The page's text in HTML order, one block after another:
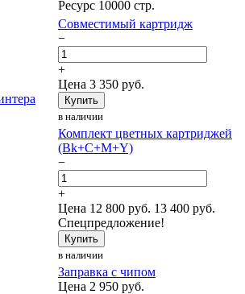
Ресурс 10000 стр.
Совместимый картридж
−
+
Цена 3 350 руб.
Купить
в наличии
Комплект цветных картриджей
(Bk+C+M+Y)
−
+
Цена 12 800 руб. 13 400 руб.
Спецпредложение!
Купить
в наличии
Заправка с чипом
Цена 2 950 руб.